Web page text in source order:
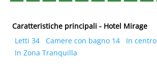
Caratteristiche principali - Hotel Mirage
Letti 34
Camere con bagno 14
In centro
In Zona Tranquilla